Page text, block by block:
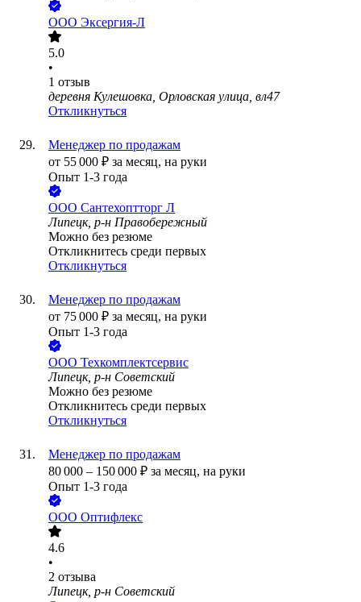
ООО Эксергия-Л
5.0
•
1 отзыв
деревня Кулешовка, Орловская улица, вл47
Откликнуться
Менеджер по продажам
от 55 000 ₽ за месяц, на руки
Опыт 1-3 года
ООО Сантехоптторг Л
Липецк, р-н Правобережный
Можно без резюме
Откликнитесь среди первых
Откликнуться
Менеджер по продажам
от 75 000 ₽ за месяц, на руки
Опыт 1-3 года
ООО Техкомплектсервис
Липецк, р-н Советский
Можно без резюме
Откликнитесь среди первых
Откликнуться
Менеджер по продажам
80 000 – 150 000 ₽ за месяц, на руки
Опыт 1-3 года
ООО Оптифлекс
4.6
•
2 отзыва
Липецк, р-н Советский